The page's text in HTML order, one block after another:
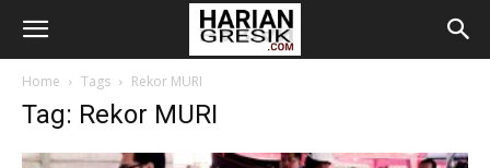
Home Tags Rekor MURI
Tag: Rekor MURI